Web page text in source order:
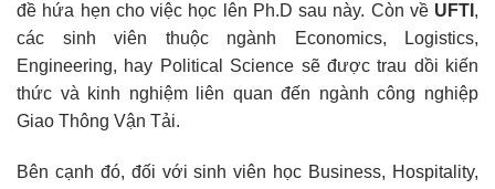
đề hứa hẹn cho việc học lên Ph.D sau này. Còn về UFTI ,
các sinh viên thuộc ngành Economics, Logistics,
Engineering, hay Political Science sẽ được trau dồi kiến
thức và kinh nghiệm liên quan đến ngành công nghiệp
Giao Thông Vận Tải.
Bên cạnh đó, đối với sinh viên học Business, Hospitality,